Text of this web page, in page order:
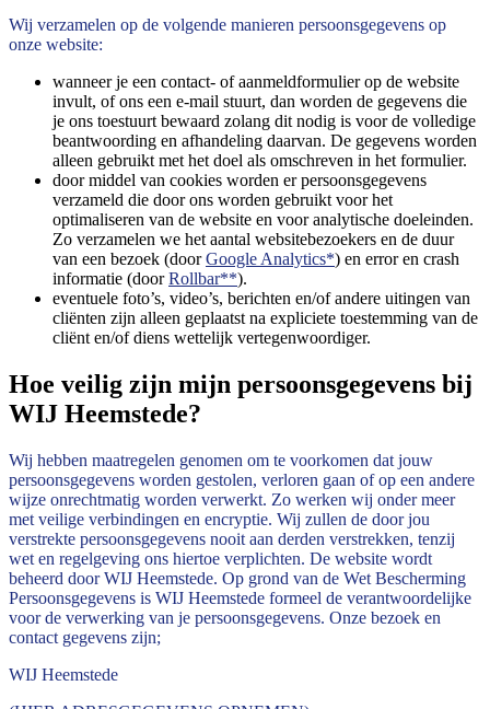
Wij verzamelen op de volgende manieren persoonsgegevens op
onze website:
wanneer je een contact- of aanmeldformulier op de website
invult, of ons een e-mail stuurt, dan worden de gegevens die
je ons toestuurt bewaard zolang dit nodig is voor de volledige
beantwoording en afhandeling daarvan. De gegevens worden
alleen gebruikt met het doel als omschreven in het formulier.
door middel van cookies worden er persoonsgegevens
verzameld die door ons worden gebruikt voor het
optimaliseren van de website en voor analytische doeleinden.
Zo verzamelen we het aantal websitebezoekers en de duur
van een bezoek (doorGoogle Analytics*) en error en crash
informatie (doorRollbar**).
eventuele foto’s, video’s, berichten en/of andere uitingen van
cliënten zijn alleen geplaatst na expliciete toestemming van de
cliënt en/of diens wettelijk vertegenwoordiger.
Hoe veilig zijn mijn persoonsgegevens bij
WIJ Heemstede?
Wij hebben maatregelen genomen om te voorkomen dat jouw
persoonsgegevens worden gestolen, verloren gaan of op een andere
wijze onrechtmatig worden verwerkt. Zo werken wij onder meer
met veilige verbindingen en encryptie. Wij zullen de door jou
verstrekte persoonsgegevens nooit aan derden verstrekken, tenzij
wet en regelgeving ons hiertoe verplichten. De website wordt
beheerd door WIJ Heemstede. Op grond van de Wet Bescherming
Persoonsgegevens is WIJ Heemstede formeel de verantwoordelijke
voor de verwerking van je persoonsgegevens. Onze bezoek en
contact gegevens zijn;
WIJ Heemstede